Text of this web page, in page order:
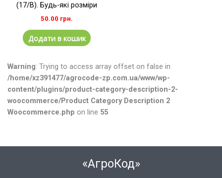
(17/B). Будь-які розміри
50.00 грн.
Додати в кошик
Warning: Trying to access array offset on false in
/home/xz391477/agrocode-zp.com.ua/www/wp-
content/plugins/product-category-description-2-
woocommerce/Product Category Description 2
Woocommerce.php on line 55
«АгроКод»